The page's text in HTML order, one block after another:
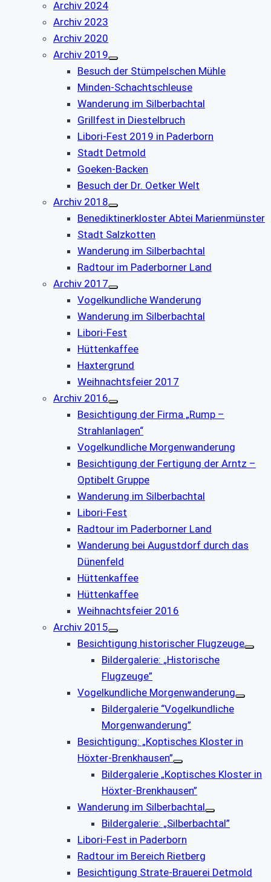
Archiv 2024
Archiv 2023
Archiv 2020
Archiv 2019
Besuch der Stümpelschen Mühle
Minden-Schachtschleuse
Wanderung im Silberbachtal
Grillfest in Diestelbruch
Libori-Fest 2019 in Paderborn
Stadt Detmold
Goeken-Backen
Besuch der Dr. Oetker Welt
Archiv 2018
Benediktinerkloster Abtei Marienmünster
Stadt Salzkotten
Wanderung im Silberbachtal
Radtour im Paderborner Land
Archiv 2017
Vogelkundliche Wanderung
Wanderung im Silberbachtal
Libori-Fest
Hüttenkaffee
Haxtergrund
Weihnachtsfeier 2017
Archiv 2016
Besichtigung der Firma „Rump –
Strahlanlagen“
Vogelkundliche Morgenwanderung
Besichtigung der Fertigung der Arntz –
Optibelt Gruppe
Wanderung im Silberbachtal
Libori-Fest
Radtour im Paderborner Land
Wanderung bei Augustdorf durch das
Dünenfeld
Hüttenkaffee
Hüttenkaffee
Weihnachtsfeier 2016
Archiv 2015
Besichtigung historischer Flugzeuge
Bildergalerie: „Historische
Flugzeuge”
Vogelkundliche Morgenwanderung
Bildergalerie “Vogelkundliche
Morgenwanderung”
Besichtigung: „Koptisches Kloster in
Höxter-Brenkhausen”
Bildergalerie „Koptisches Kloster in
Höxter-Brenkhausen”
Wanderung im Silberbachtal
Bildergalerie: „Silberbachtal”
Libori-Fest in Paderborn
Radtour im Bereich Rietberg
Besichtigung Strate-Brauerei Detmold